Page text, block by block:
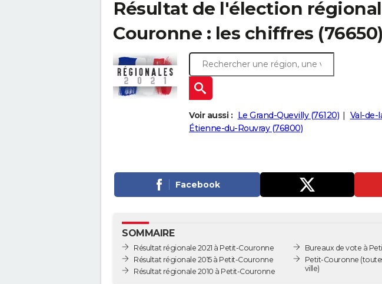
Résultat de l'élection
Couronne : les chiffres (76650)
Voir aussi : Le Grand-Quevilly (76120) Val-de-
Étienne-du-Rouvray (76800)
Facebook
SOMMAIRE
Résultat régionale 2021 à Petit-Couronne
Résultat régionale 2015 à Petit-Couronne
Résultat régionale 2010 à Petit-Couronne
Bureaux de vote à
Petit-Couronne
ville)